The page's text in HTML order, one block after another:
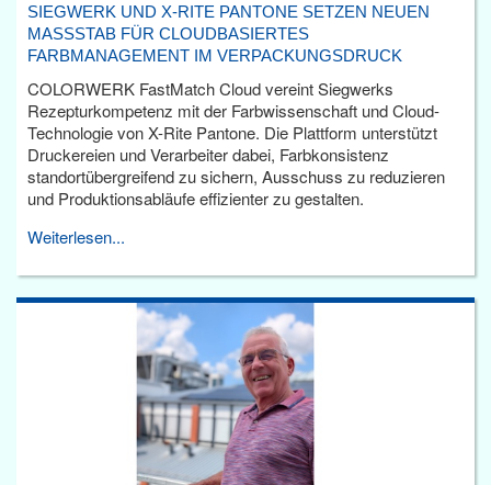
SIEGWERK UND X-RITE PANTONE SETZEN NEUEN
MASSSTAB FÜR CLOUDBASIERTES F
ARBMANAGEMENT IM VERPACKUNGSDRUCK
COLORWERK FastMatch Cloud vereint Siegwerks
Rezepturkompetenz mit der Farbwissenschaft und Cloud-
Technologie von X-Rite Pantone. Die Plattform unterstützt
Druckereien und Verarbeiter dabei, Farbkonsistenz
standortübergreifend zu sichern, Ausschuss zu reduzieren
und Produktionsabläufe effizienter zu gestalten.
Weiterlesen...